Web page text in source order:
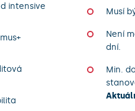
intensive
Musí
Není
dní.
Min.